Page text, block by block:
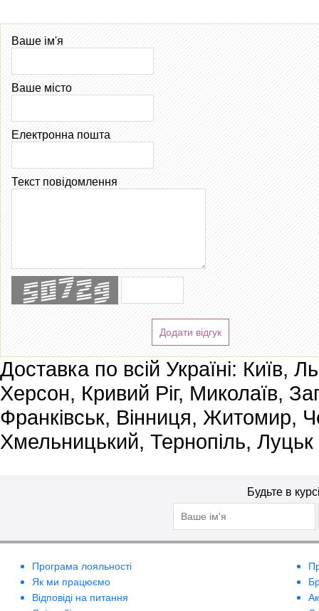
Ваше ім'я
Ваше місто
Електронна пошта
Текст повідомлення
Додати відгук
Доставка по всій Україні: Київ,
Херсон, Кривий Ріг, Миколаїв,
Франківськ, Вінниця, Житомир,
Хмельницький, Тернопіль, Луцьк
Будьте в
Програма лояльності
Як ми працюємо
Відповіді на питання